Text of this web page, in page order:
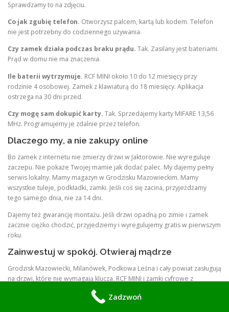
Sprawdzamy to na zdjęciu.
Co jak zgubię telefon. Otworzysz palcem, kartą lub kodem. Telefon
nie jest potrzebny do codziennego używania.
Czy zamek działa podczas braku prądu. Tak. Zasilany jest bateriami.
Prąd w domu nie ma znaczenia.
Ile baterii wytrzymuje. RCF MINI około 10 do 12 miesięcy przy
rodzinie 4 osobowej. Zamek z klawiaturą do 18 miesięcy. Aplikacja
ostrzega na 30 dni przed.
Czy mogę sam dokupić karty. Tak. Sprzedajemy karty MIFARE 13,56
MHz. Programujemy je zdalnie przez telefon.
Dlaczego my, a nie zakupy online
Bo zamek z internetu nie zmierzy drzwi w Jaktorowie. Nie wyreguluje
zaczepu. Nie pokaże Twojej mamie jak dodać palec. My dajemy pełny
serwis lokalny. Mamy magazyn w Grodzisku Mazowieckim. Mamy
wszystkie tuleje, podkładki, zamki. Jeśli coś się zacina, przyjeżdżamy
tego samego dnia, nie za 14 dni.
Dajemy też gwarancję montażu. Jeśli drzwi opadną po zimie i zamek
zacznie ciężko chodzić, przyjedziemy i wyregulujemy gratis w pierwszym
roku.
Zainwestuj w spokój. Otwieraj mądrze
Grodzisk Mazowiecki, Milanówek, Podkowa Leśna i cały powiat zasługują
na drzwi, które nie wymagają klucza. RCF MINI i zamki cyfrowe z
klawiaturą to nie gadżet. To oszczędność czasu, nerwów i pieniędzy na
Zadzwoń